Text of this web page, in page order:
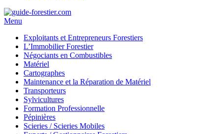
Menu
Exploitants et Entrepreneurs Forestiers
L’Immobilier Forestier
Négociants en Combustibles
Matériel
Cartographes
Maintenance et la Réparation de Matériel
Transporteurs
Sylvicultures
Formation Professionnelle
Pépinières
Scieries / Scieries Mobiles